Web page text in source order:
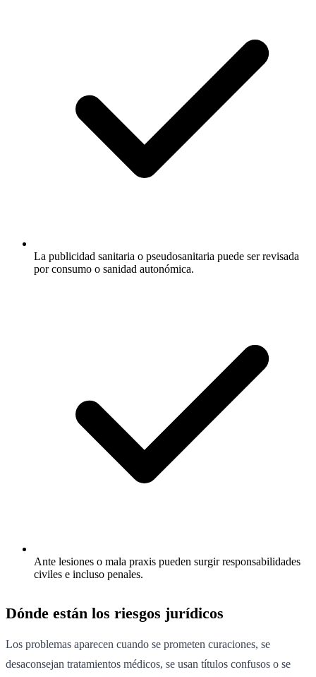
La publicidad sanitaria o pseudosanitaria puede ser revisada
por consumo o sanidad autonómica.
Ante lesiones o mala praxis pueden surgir responsabilidades
civiles e incluso penales.
Dónde están los riesgos jurídicos
Los problemas aparecen cuando se prometen curaciones, se
desaconsejan tratamientos médicos, se usan títulos confusos o se